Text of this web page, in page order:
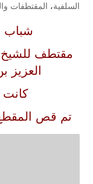
السلفية، المقتطفات
شباب
مقتطف للشيخ
العزيز
كانت
تم قص